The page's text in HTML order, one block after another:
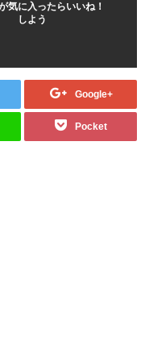
気に入ったらいいね！
しよう
Google+
Pocket